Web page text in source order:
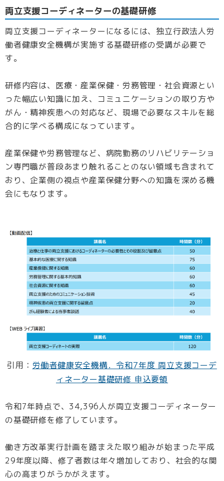
両立支援コーディネーターの基礎研修
両立支援コーディネーターになるには、独立行政法人労
働者健康安全機構が実施する基礎研修の受講が必要で
す。
研修内容は、医療・産業保健・労務管理・社会資源とい
った幅広い知識に加え、コミュニケーションの取り方や
がん・精神疾患への対応など、現場で必要なスキルを総
合的に学べる構成になっています。
産業保健や労務管理など、病院勤務のリハビリテーショ
ン専門職が普段あまり触れることのない領域も含まれて
おり、企業側の視点や産業保健分野への知識を深める機
会にもなります。
引用： 労働者健康安全機構．令和7年度 両立支援コーデ
ィネーター基礎研修 申込要領
令和7年時点で、34,396人が両立支援コーディネーター
の基礎研修を修了しています。
働き方改革実行計画を踏まえた取り組みが始まった平成
29年度以降、修了者数は年々増加しており、社会的な関
心の高まりがうかがえます。